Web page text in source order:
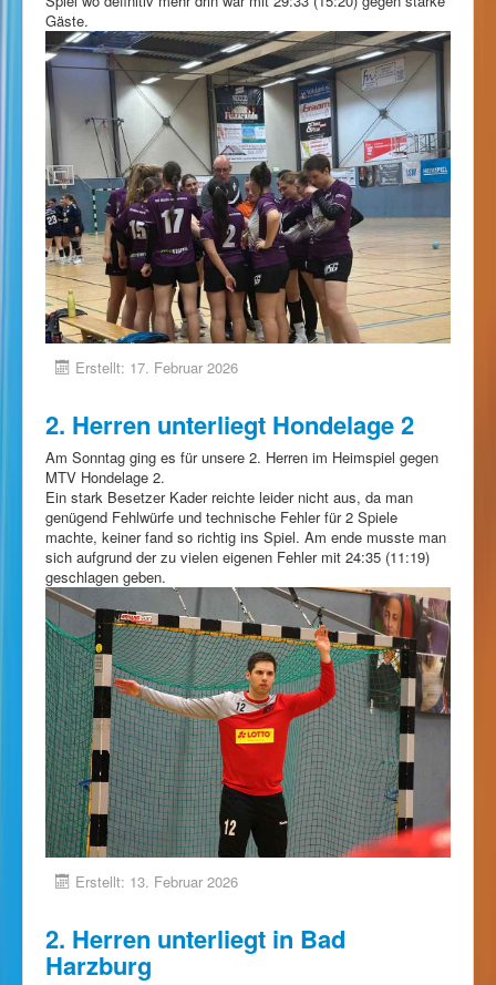
Gäste.
Erstellt: 17. Februar 2026
2. Herren unterliegt Hondelage 2
Am Sonntag ging es für unsere 2. Herren im Heimspiel gegen
MTV Hondelage 2.
Ein stark Besetzer Kader reichte leider nicht aus, da man
genügend Fehlwürfe und technische Fehler für 2 Spiele
machte, keiner fand so richtig ins Spiel. Am ende musste man
sich aufgrund der zu vielen eigenen Fehler mit 24:35 (11:19)
geschlagen geben.
Erstellt: 13. Februar 2026
2. Herren unterliegt in Bad
Harzburg